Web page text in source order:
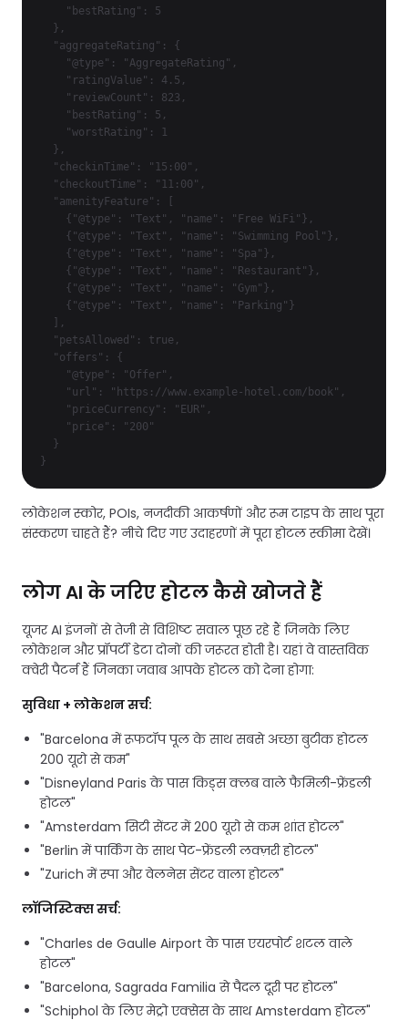
    "bestRating": 5
  },
  "aggregateRating": {
    "@type": "AggregateRating",
    "ratingValue": 4.5,
    "reviewCount": 823,
    "bestRating": 5,
    "worstRating": 1
  },
  "checkinTime": "15:00",
  "checkoutTime": "11:00",
  "amenityFeature": [
    {"@type": "Text", "name": "Free WiFi"},
    {"@type": "Text", "name": "Swimming Pool"},
    {"@type": "Text", "name": "Spa"},
    {"@type": "Text", "name": "Restaurant"},
    {"@type": "Text", "name": "Gym"},
    {"@type": "Text", "name": "Parking"}
  ],
  "petsAllowed": true,
  "offers": {
    "@type": "Offer",
    "url": "https://www.example-hotel.com/book",
    "priceCurrency": "EUR",
    "price": "200"
  }
लोकेशन स्कोर, POIs, नजदीकी आकर्षणों और रूम टाइप के साथ पूरा
संस्करण चाहते हैं? नीचे दिए गए उदाहरणों में पूरा होटल स्कीमा देखें।
लोग AI के जरिए होटल कैसे खोजते हैं
यूजर AI इंजनों से तेजी से विशिष्ट सवाल पूछ रहे हैं जिनके लिए
लोकेशन और प्रॉपर्टी डेटा दोनों की जरूरत होती है। यहां वे वास्तविक
क्वेरी पैटर्न हैं जिनका जवाब आपके होटल को देना होगा:
सुविधा + लोकेशन सर्च:
"Barcelona में रूफटॉप पूल के साथ सबसे अच्छा बुटीक होटल
200 यूरो से कम"
"Disneyland Paris के पास किड्स क्लब वाले फैमिली-फ्रेंडली
होटल"
"Amsterdam सिटी सेंटर में 200 यूरो से कम शांत होटल"
"Berlin में पार्किंग के साथ पेट-फ्रेंडली लक्ज़री होटल"
"Zurich में स्पा और वेलनेस सेंटर वाला होटल"
लॉजिस्टिक्स सर्च:
"Charles de Gaulle Airport के पास एयरपोर्ट शटल वाले
होटल"
"Barcelona, Sagrada Familia से पैदल दूरी पर होटल"
"Schiphol के लिए मेट्रो एक्सेस के साथ Amsterdam होटल"